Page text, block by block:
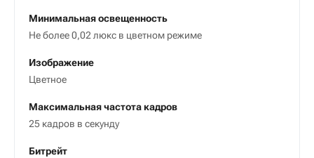
Минимальная освещенность
Не более 0,02 люкс в цветном режиме
Изображение
Цветное
Максимальная частота кадров
25 кадров в секунду
Битрейт